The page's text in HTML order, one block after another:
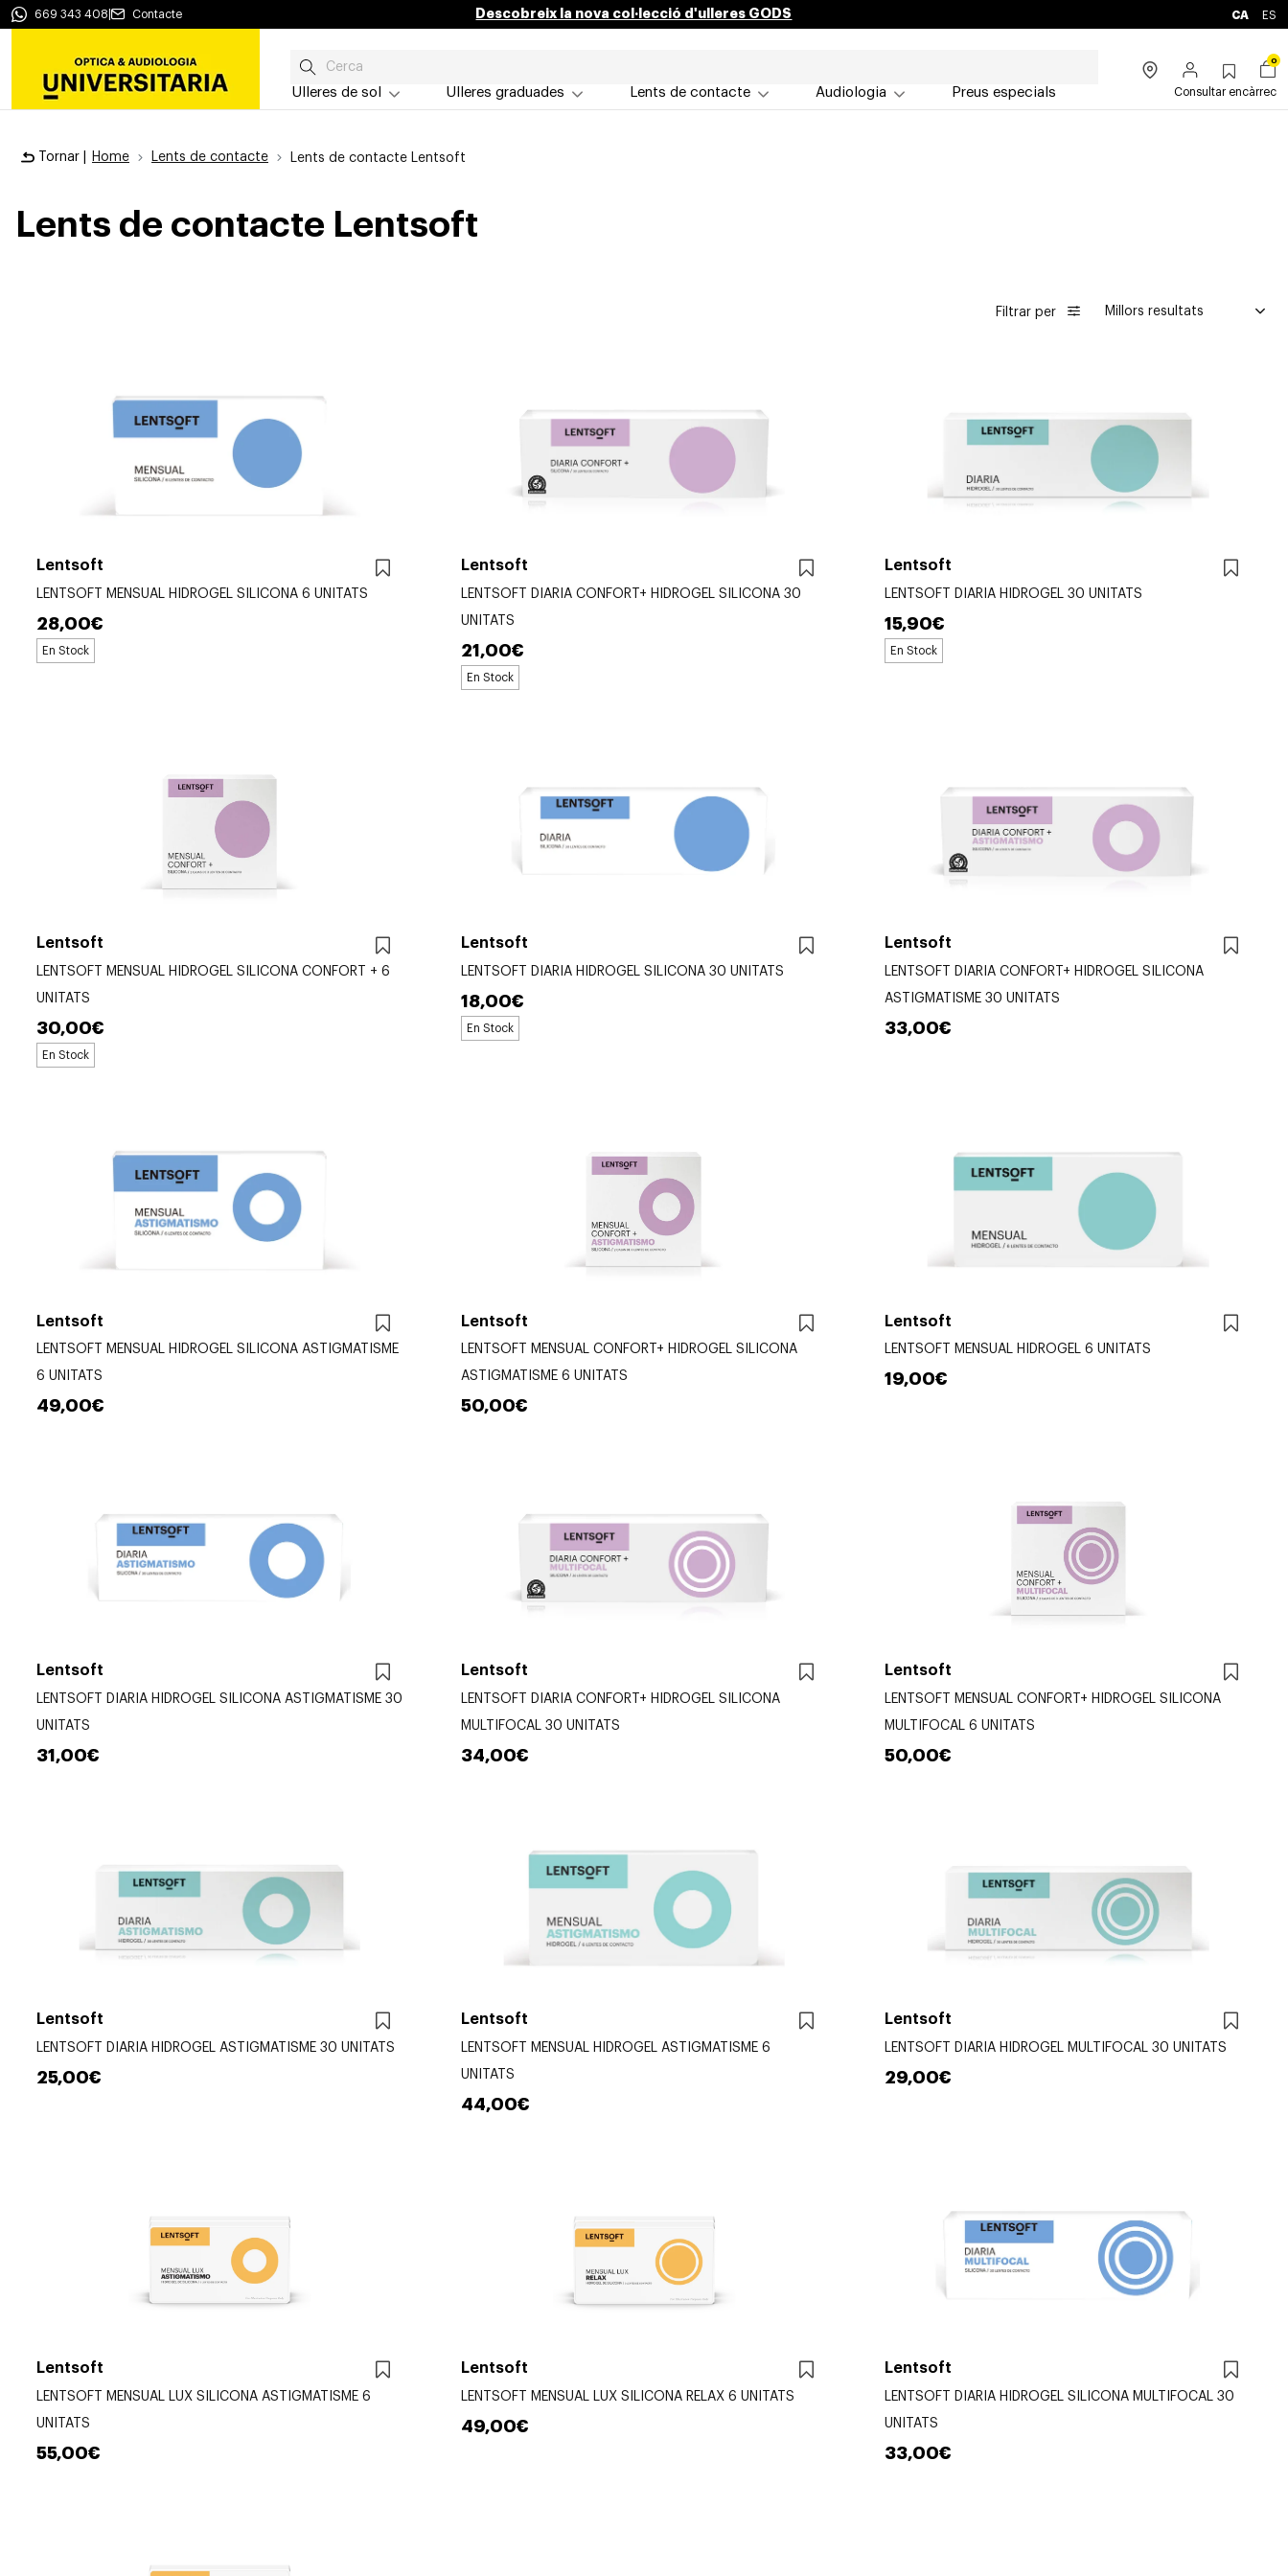
669 343 408 Contacte Descobreix la nova col·lecció d'ulleres GODS CA ES
Ulleres de sol Ulleres graduades Lents de contacte Audiologia Preus especials
0
Consultar encàrrec
Tornar | Home Lents de contacte Lents de contacte Lentsoft
Lents de contacte Lentsoft
Filtrar per
Lentsoft
LENTSOFT MENSUAL HIDROGEL SILICONA 6 UNITATS
28,00€
En Stock
Lentsoft
LENTSOFT DIARIA CONFORT+ HIDROGEL SILICONA 30
UNITATS
21,00€
En Stock
Lentsoft
LENTSOFT DIARIA HIDROGEL 30 UNITATS
15,90€
En Stock
Lentsoft
LENTSOFT MENSUAL HIDROGEL SILICONA CONFORT + 6
UNITATS
30,00€
En Stock
Lentsoft
LENTSOFT DIARIA HIDROGEL SILICONA 30 UNITATS
18,00€
En Stock
Lentsoft
LENTSOFT DIARIA CONFORT+ HIDROGEL SILICONA
ASTIGMATISME 30 UNITATS
33,00€
Lentsoft
LENTSOFT MENSUAL HIDROGEL SILICONA ASTIGMATISME
6 UNITATS
49,00€
Lentsoft
LENTSOFT MENSUAL CONFORT+ HIDROGEL SILICONA
ASTIGMATISME 6 UNITATS
50,00€
Lentsoft
LENTSOFT MENSUAL HIDROGEL 6 UNITATS
19,00€
Lentsoft
LENTSOFT DIARIA HIDROGEL SILICONA ASTIGMATISME 30
UNITATS
31,00€
Lentsoft
LENTSOFT DIARIA CONFORT+ HIDROGEL SILICONA
MULTIFOCAL 30 UNITATS
34,00€
Lentsoft
LENTSOFT MENSUAL CONFORT+ HIDROGEL SILICONA
MULTIFOCAL 6 UNITATS
50,00€
Lentsoft
LENTSOFT DIARIA HIDROGEL ASTIGMATISME 30 UNITATS
25,00€
Lentsoft
LENTSOFT MENSUAL HIDROGEL ASTIGMATISME 6
UNITATS
44,00€
Lentsoft
LENTSOFT DIARIA HIDROGEL MULTIFOCAL 30 UNITATS
29,00€
Lentsoft
LENTSOFT MENSUAL LUX SILICONA ASTIGMATISME 6
UNITATS
55,00€
Lentsoft
LENTSOFT MENSUAL LUX SILICONA RELAX 6 UNITATS
49,00€
Lentsoft
LENTSOFT DIARIA HIDROGEL SILICONA MULTIFOCAL 30
UNITATS
33,00€